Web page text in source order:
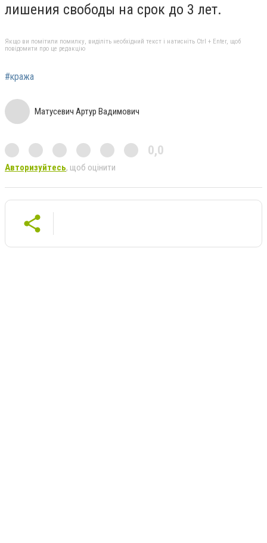
лишения свободы на срок до 3 лет.
Якщо ви помітили помилку, виділіть необхідний текст і натисніть Ctrl + Enter, щоб
повідомити про це редакцію
#кража
Матусевич Артур Вадимович
0,0
Авторизуйтесь, щоб оцінити